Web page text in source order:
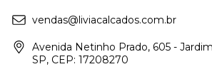
vendas@liviacalcados.com.br
Avenida Netinho Prado, 605 -
SP, CEP: 17208270